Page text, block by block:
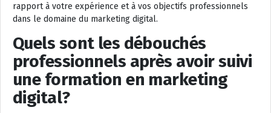
rapport à votre expérience et à vos objectifs professionnels
dans le domaine du marketing digital.
Quels sont les débouchés
professionnels après avoir suivi
une formation en marketing
digital?